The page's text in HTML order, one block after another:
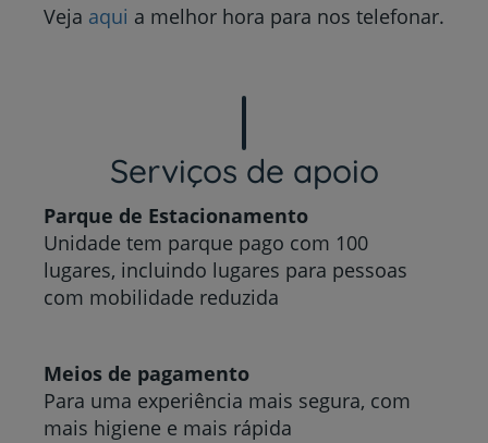
Veja aqui a melhor hora para nos telefonar.
Serviços de apoio
Parque de Estacionamento
Unidade tem parque pago com 100
lugares, incluindo lugares para pessoas
com mobilidade reduzida
Meios de pagamento
Para uma experiência mais segura, com
mais higiene e mais rápida